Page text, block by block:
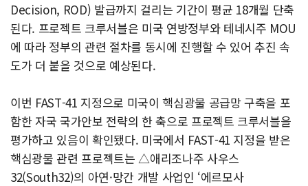
Decision, ROD) 발급까지 걸리는 기간이 평균 18개월 단축
된다. 프로젝트 크루서블은 미국 연방정부와 테네시주 MOU
에 따라 정부의 관련 절차를 동시에 진행할 수 있어 추진 속
도가 더 붙을 것으로 예상된다.
이번 FAST-41 지정으로 미국이 핵심광물 공급망 구축을 포
함한 자국 국가안보 전략의 한 축으로 프로젝트 크루서블을
평가하고 있음이 확인됐다. 미국에서 FAST-41 지정을 받은
핵심광물 관련 프로젝트는 △애리조나주 사우스
32(South32)의 아연·망간 개발 사업인 ‘에르모사